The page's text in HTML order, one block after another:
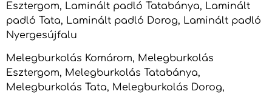
Esztergom, Laminált padló Tatabánya, Laminált
padló Tata, Laminált padló Dorog, Laminált padló
Nyergesújfalu
Melegburkolás Komárom, Melegburkolás
Esztergom, Melegburkolás Tatabánya,
Melegburkolás Tata, Melegburkolás Dorog,